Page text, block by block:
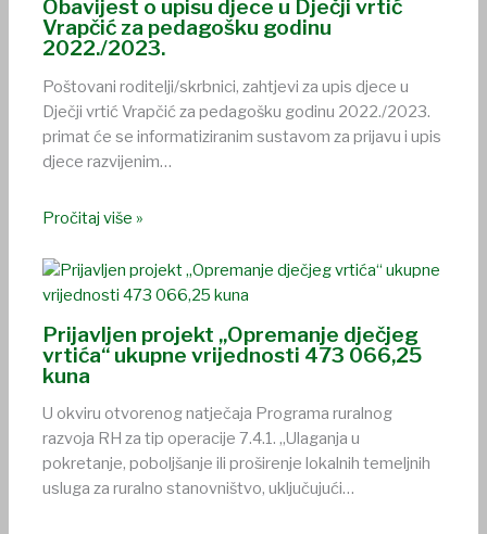
Obavijest o upisu djece u Dječji vrtić
Vrapčić za pedagošku godinu
2022./2023.
Poštovani roditelji/skrbnici, zahtjevi za upis djece u
Dječji vrtić Vrapčić za pedagošku godinu 2022./2023.
primat će se informatiziranim sustavom za prijavu i upis
djece razvijenim…
Pročitaj više »
Prijavljen projekt „Opremanje dječjeg
vrtića“ ukupne vrijednosti 473 066,25
kuna
U okviru otvorenog natječaja Programa ruralnog
razvoja RH za tip operacije 7.4.1. „Ulaganja u
pokretanje, poboljšanje ili proširenje lokalnih temeljnih
usluga za ruralno stanovništvo, uključujući…